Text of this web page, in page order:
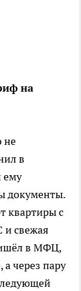
на
не
в
ему
документы.
квартиры с
и свежая
в МФЦ,
через пару